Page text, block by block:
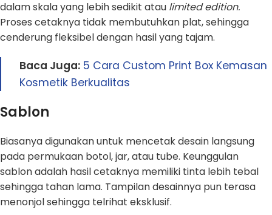
dalam skala yang lebih sedikit atau limited edition.
Proses cetaknya tidak membutuhkan plat, sehingga
cenderung fleksibel dengan hasil yang tajam.
Baca Juga: 5 Cara Custom Print Box Kemasan
Kosmetik Berkualitas
Sablon
Biasanya digunakan untuk mencetak desain langsung
pada permukaan botol, jar, atau tube. Keunggulan
sablon adalah hasil cetaknya memiliki tinta lebih tebal
sehingga tahan lama. Tampilan desainnya pun terasa
menonjol sehingga telrihat eksklusif.